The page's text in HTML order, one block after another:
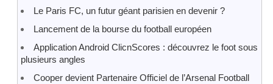
Le Paris FC, un futur géant parisien en devenir ?
Lancement de la bourse du football européen
Application Android ClicnScores : découvrez le foot sous
plusieurs angles
Cooper devient Partenaire Officiel de l’Arsenal Football